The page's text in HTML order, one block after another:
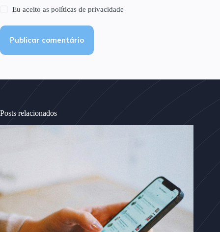
Eu aceito aspolíticas de privacidade
Publicar comentário
Posts relacionados